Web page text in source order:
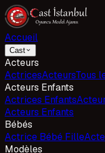
Accueil
Cast
Acteurs
ActricesActeursTous
Acteurs Enfants
Actrices Enfants
Acteurs Enfants
Bébés
Actrice Bébé Fille
Modèles